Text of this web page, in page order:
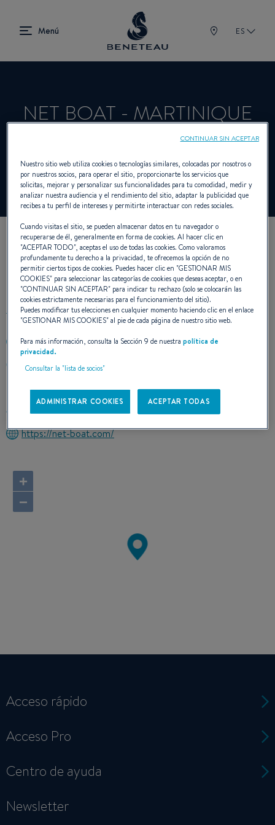
ES
NET BOAT - MARTINIQUE
Concesionario Vela, First para BENETEAU
NUESTROS DATOS DE
CONTACTO
+596696225893
CAP FERRE - CHAMFLEURY LOT 3
Martinique
Calcular el itinerario
https://net-boat.com/
+
−
Acceso rápido
Acceso Pro
Centro de ayuda
Newsletter
Nuestro sitio web utiliza cookies o tecnologías similares, colocadas por nosotros o
por nuestros socios, para operar el sitio, proporcionarte los servicios que
solicitas, mejorar y personalizar sus funcionalidades para tu comodidad, medir y
analizar nuestra audiencia y el rendimiento del sitio, adaptar la publicidad que
recibes a tu perfil de intereses y permitirte interactuar con redes sociales.
Cuando visitas el sitio, se pueden almacenar datos en tu navegador o
recuperarse de él, generalmente en forma de cookies. Al hacer clic en
"ACEPTAR TODO", aceptas el uso de todas las cookies. Como valoramos
profundamente tu derecho a la privacidad, te ofrecemos la opción de no
permitir ciertos tipos de cookies. Puedes hacer clic en "GESTIONAR MIS
COOKIES" para seleccionar las categorías de cookies que deseas aceptar, o en
"CONTINUAR SIN ACEPTAR" para indicar tu rechazo (solo se colocarán las
cookies estrictamente necesarias para el funcionamiento del sitio).
Puedes modificar tus elecciones en cualquier momento haciendo clic en el enlace
"GESTIONAR MIS COOKIES" al pie de cada página de nuestro sitio web.
Para más información, consulta la Sección 9 de nuestrapolítica de
privacidad.
Consultar la "lista de socios"
ADMINISTRAR COOKIES ACEPTAR TODAS
CONTINUAR SIN ACEPTAR